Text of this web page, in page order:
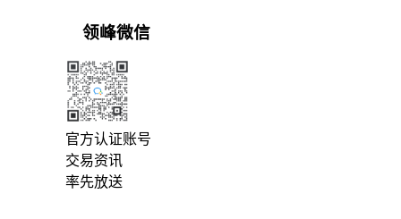
领峰微信
官方认证账号
交易资讯
率先放送